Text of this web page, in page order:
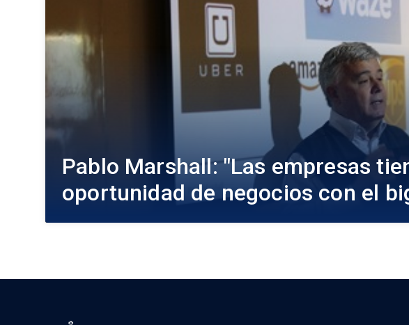
Pablo Marshall: "Las empresas
oportunidad de negocios con el